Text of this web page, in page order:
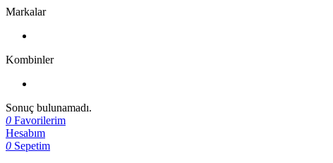
Markalar
Kombinler
Sonuç bulunamadı.
0 Favorilerim
Hesabım
0 Sepetim